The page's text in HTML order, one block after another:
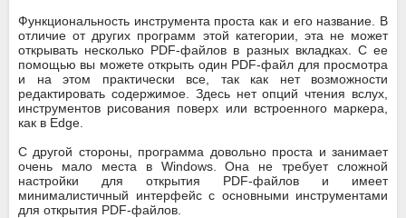
Функциональность инструмента проста как и его название. В
отличие от других программ этой категории, эта не может
открывать несколько PDF-файлов в разных вкладках. С ее
помощью вы можете открыть один PDF-файл для просмотра
и на этом практически все, так как нет возможности
редактировать содержимое. Здесь нет опций чтения вслух,
инструментов рисования поверх или встроенного маркера,
как в Edge.
С другой стороны, программа довольно проста и занимает
очень мало места в Windows. Она не требует сложной
настройки для открытия PDF-файлов и имеет
минималистичный интерфейс с основными инструментами
для открытия PDF-файлов.